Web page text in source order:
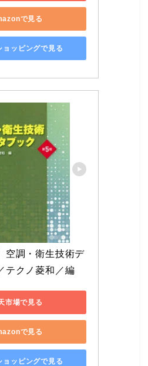
で見る
ッピングで見る
空調・衛生技術デ
テクノ菱和／編
市場で見る
で見る
ッピングで見る